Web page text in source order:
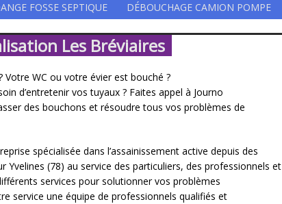
FOSSE SEPTIQUE DÉBOUCHAGE CAMION POMPE
Les Bréviaires
Votre WC ou votre évier est bouché ?
d’entretenir vos tuyaux ? Faites appel à Journo
des bouchons et résoudre tous vos problèmes de
spécialisée dans l’assainissement active depuis des
Yvelines (78) au service des particuliers, des professionnels et
services pour solutionner vos problèmes
service une équipe de professionnels qualifiés et